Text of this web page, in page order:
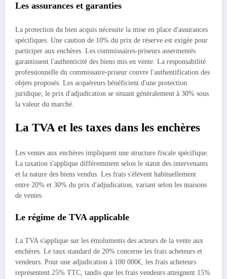
Les assurances et garanties
La protection du bien acquis nécessite la mise en place d'assurances
spécifiques. Une caution de 10% du prix de réserve est exigée pour
participer aux enchères. Les commissaires-priseurs assermentés
garantissent l'authenticité des biens mis en vente. La responsabilité
professionnelle du commissaire-priseur couvre l'authentification des
objets proposés. Les acquéreurs bénéficient d'une protection
juridique, le prix d'adjudication se situant généralement à 30% sous
la valeur du marché.
La TVA et les taxes dans les enchères
Les ventes aux enchères impliquent une structure fiscale spécifique.
La taxation s'applique différemment selon le statut des intervenants
et la nature des biens vendus. Les frais s'élèvent habituellement
entre 20% et 30% du prix d'adjudication, variant selon les maisons
de ventes.
Le régime de TVA applicable
La TVA s'applique sur les émoluments des acteurs de la vente aux
enchères. Le taux standard de 20% concerne les frais acheteurs et
vendeurs. Pour une adjudication à 100 000€, les frais acheteurs
représentent 25% TTC, tandis que les frais vendeurs atteignent 15%